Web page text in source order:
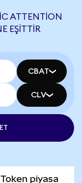
ATTENTION
EŞITTIR
CBAT
CLV
piyasa